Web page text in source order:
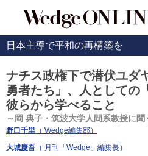
日本主導で平和の再構築を
ナチス政権下で潜伏ユダ
勇者たち」、人としての
彼らから学べること
～岡 典子・筑波大学人間系教授に聞
野口千里 （ Wedge編集部）
大城慶吾 （ 月刊「Wedge」編集長）